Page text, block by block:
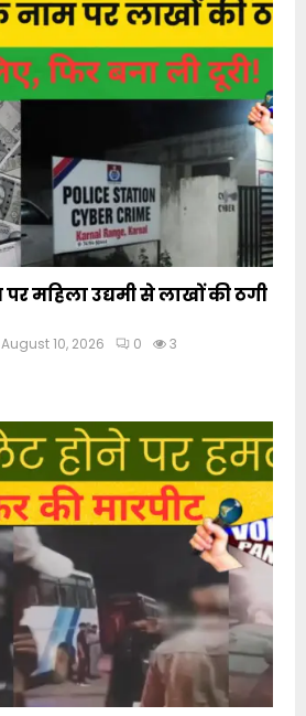
महिला उद्यमी से लाखों की ठगी
August 10, 2026 0 3